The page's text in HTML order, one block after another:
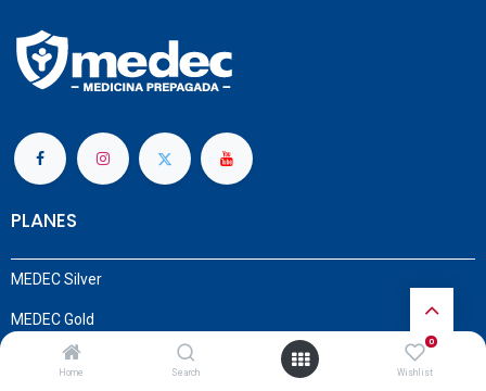
Home Search
0
Wishlist
PLANES
MEDEC Silver
MEDEC Gold
MEDEC Platinum